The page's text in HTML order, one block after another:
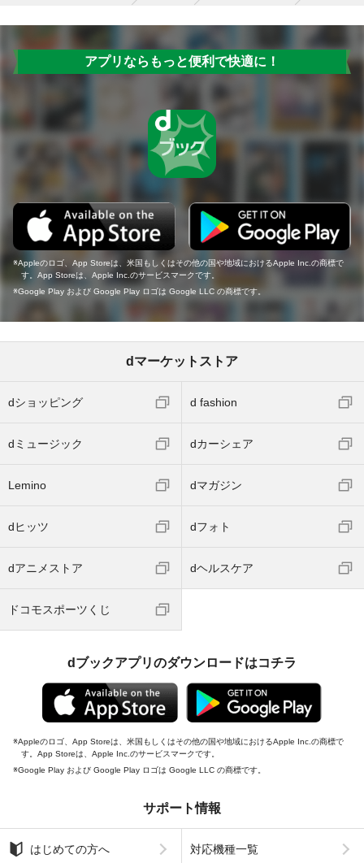
アプリならもっと便利で快適に！
Appleのロゴ、App Storeは、米国もしくはその他の国や地域におけるApple Inc.の商標で
す。App Storeは、Apple Inc.のサービスマークです。
Google Play および Google Play ロゴは Google LLC の商標です。
dマーケットストア
dショッピング d fashion
dミュージック dカーシェア
Lemino dマガジン
dヒッツ dフォト
dアニメストア dヘルスケア
ドコモスポーツくじ
dブックアプリのダウンロードはコチラ
Appleのロゴ、App Storeは、米国もしくはその他の国や地域におけるApple Inc.の商標で
す。App Storeは、Apple Inc.のサービスマークです。
Google Play および Google Play ロゴは Google LLC の商標です。
サポート情報
はじめての方へ 対応機種一覧